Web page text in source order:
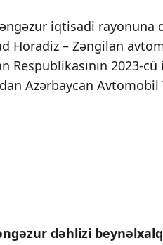
iqtisadi
Horadiz – Zəngilan
Respublikasının 2023-
Azərbaycan
dəhlizi